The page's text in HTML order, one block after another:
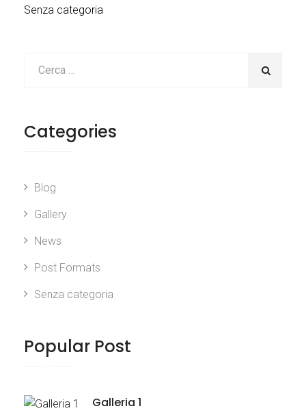
Senza categoria
Categories
Blog
Gallery
News
Post Formats
Senza categoria
Popular Post
Galleria 1